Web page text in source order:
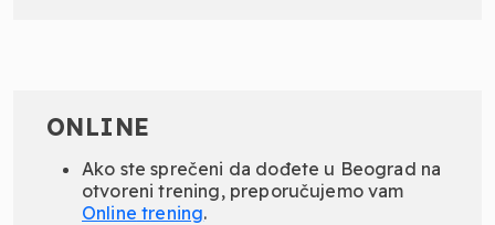
ONLINE
Ako ste sprečeni da dođete u Beograd na
otvoreni trening, preporučujemo vam
Online trening.